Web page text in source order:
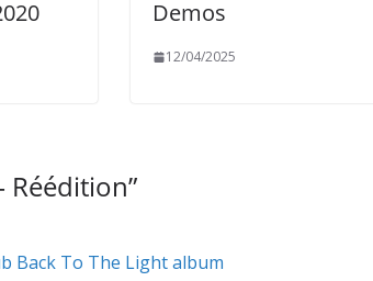
Demos
12/04/2025
Réédition”
Back To The Light album